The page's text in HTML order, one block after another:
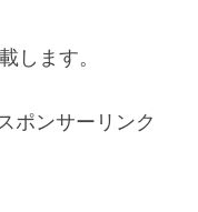
します。
スポンサーリンク